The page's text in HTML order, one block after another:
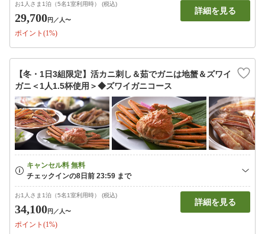
お1人さま1泊（5名1室利用時） (税込)
29,700円 ／人〜
ポイント(1%)
詳細を見る
【冬・1日3組限定】活カニ刺し＆茹でガニは地蟹＆ズワイ
ガニ＜1人1.5杯使用＞◆ズワイガニコース
お1人さま1泊（5名1室利用時） (税込)
34,100円 ／人〜
ポイント(1%)
詳細を見る